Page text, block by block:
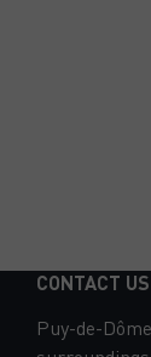
CONTACT US
Puy-de-